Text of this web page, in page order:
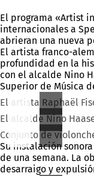
El programa «Artist
internacionales a
abrieran una nueva
El artista franco-
profundidad en la
con el alcalde Nino
Superior de Música
El artista Raphaël
El alcalde Nino
Conjunto de
Su instalación
de una semana. La
desarraigo y